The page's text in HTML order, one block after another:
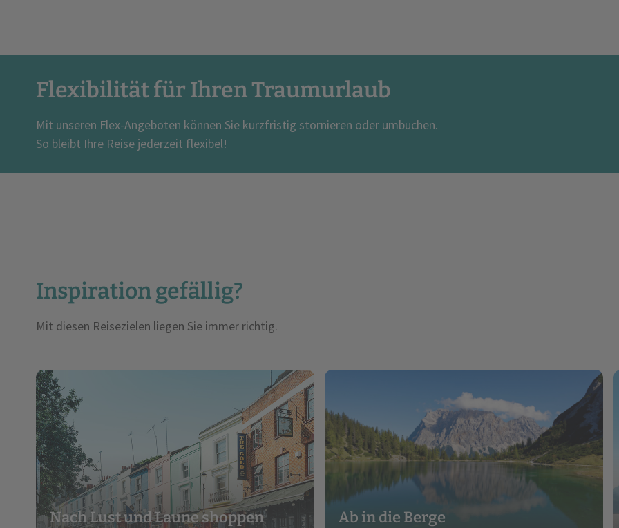
Flexibilität für Ihren Traumurlaub
Mit unseren Flex-Angeboten können Sie kurzfristig stornieren oder umbuchen.
So bleibt Ihre Reise jederzeit flexibel!
Inspiration gefällig?
Mit diesen Reisezielen liegen Sie immer richtig.
Nach Lust und Laune shoppen Ab in die Berge